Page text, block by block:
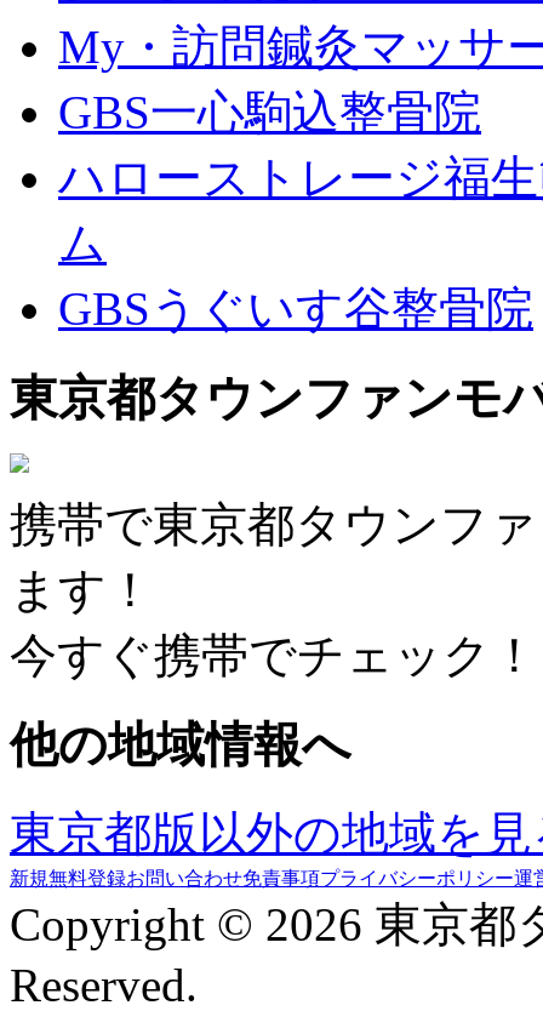
My・訪問鍼灸マッサ
GBS一心駒込整骨院
ハローストレージ福
ム
GBSうぐいす谷整骨院
東京都タウンファンモ
携帯で東京都タウンフ
ます！
今すぐ携帯でチェック！
他の地域情報へ
東京都版以外の地域を
新規無料登録お問い合わせ免責事項プライバシーポリシー運
Copyright © 2026 東京
Reserved.